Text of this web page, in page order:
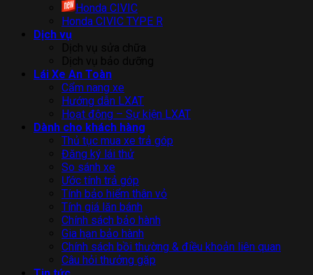
Honda CIVIC
Honda CIVIC TYPE R
Dịch vụ
Lái Xe An Toàn
Cẩm nang xe
Hướng dẫn LXAT
Hoạt động – Sự kiện LXAT
Dành cho khách hàng
Thủ tục mua xe trả góp
Đăng ký lái thử
So sánh xe
Ước tính trả góp
Tính bảo hiểm thân vỏ
Tính giá lăn bánh
Chính sách bảo hành
Gia hạn bảo hành
Chính sách bồi thường & điều khoản liên quan
Câu hỏi thưởng gặp